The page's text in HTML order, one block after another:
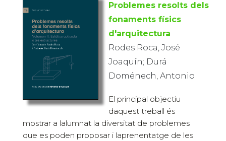
Problemes resolts dels
fonaments físics
d'arquitectura
Rodes Roca, José
Joaquín; Durá
Doménech, Antonio
El principal objectiu
daquest treball és
mostrar a lalumnat la diversitat de problemes
que es poden proposar i laprenentatge de les